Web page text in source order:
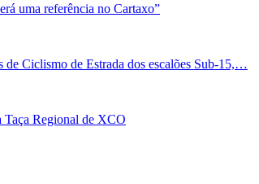
uma referência no Cartaxo”
de Ciclismo de Estrada dos escalões Sub-15,…
Taça Regional de XCO